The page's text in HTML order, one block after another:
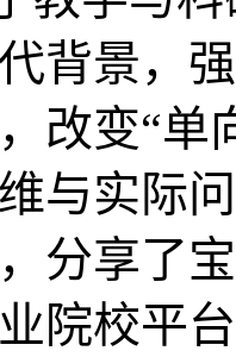
背景，
改变“单
与实际
分享了
院校平